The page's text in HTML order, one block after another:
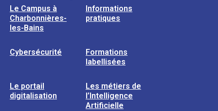
Le Campus à
Charbonnières-
les-Bains
Informations
pratiques
Cybersécurité
Formations
labellisées
Le portail
digitalisation
Les métiers de
l’Intelligence
Artificielle